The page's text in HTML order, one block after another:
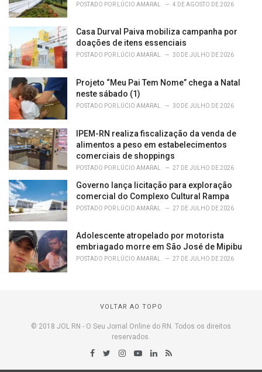
POSTADO POR LÚCIO AMARAL 4 DE AGOSTO DE 2026
Casa Durval Paiva mobiliza campanha por
doações de itens essenciais
POSTADO POR LÚCIO AMARAL 30 DE JULHO DE 2026
Projeto “Meu Pai Tem Nome” chega a Natal
neste sábado (1)
POSTADO POR LÚCIO AMARAL 30 DE JULHO DE 2026
IPEM-RN realiza fiscalização da venda de
alimentos a peso em estabelecimentos
comerciais de shoppings
POSTADO POR LÚCIO AMARAL 27 DE JULHO DE 2026
Governo lança licitação para exploração
comercial do Complexo Cultural Rampa
POSTADO POR LÚCIO AMARAL 27 DE JULHO DE 2026
Adolescente atropelado por motorista
embriagado morre em São José de Mipibu
POSTADO POR LÚCIO AMARAL 27 DE JULHO DE 2026
VOLTAR AO TOPO
© 2018 JOL RN - O Seu Jornal Online do RN. Todos os direitos
reservados.